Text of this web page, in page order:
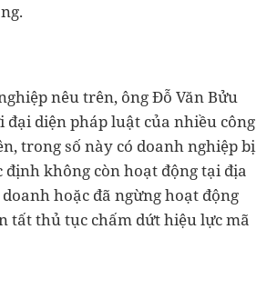
nêu trên, ông Đỗ Văn Bửu
đại diện pháp luật của nhiều công
trong số này có doanh nghiệp bị
định không còn hoạt động tại địa
hoặc đã ngừng hoạt động
tất thủ tục chấm dứt hiệu lực mã